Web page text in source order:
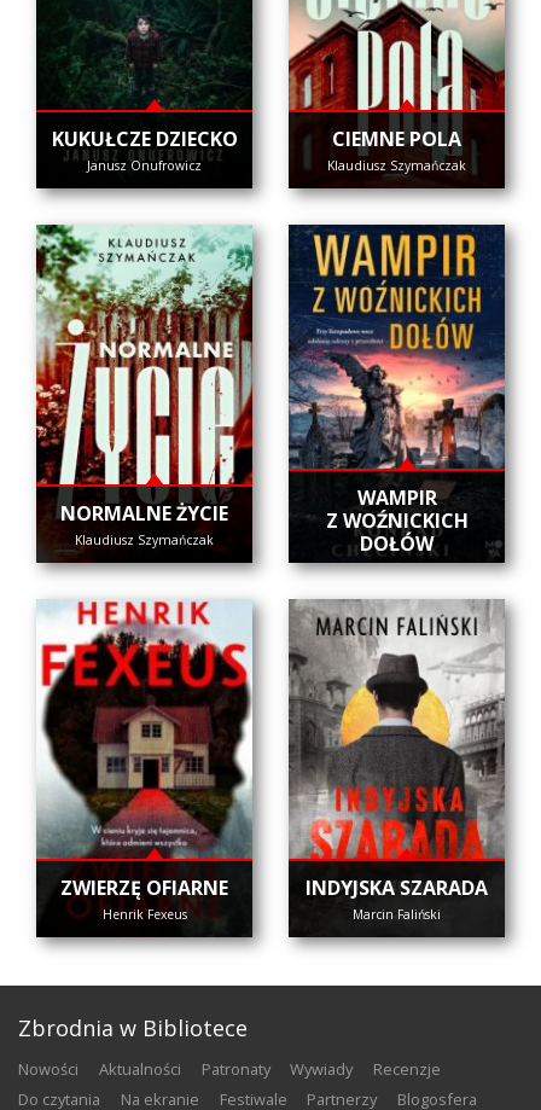
KUKUŁCZE DZIECKO
Janusz Onufrowicz
CIEMNE POLA
Klaudiusz Szymańczak
NORMALNE ŻYCIE
Klaudiusz Szymańczak
WAMPIR
Z WOŹNICKICH
DOŁÓW
ZWIERZĘ OFIARNE
Henrik Fexeus
INDYJSKA SZARADA
Marcin Faliński
Zbrodnia w Bibliotece
nowości aktualności patronaty wywiady
recenzje
do czytania
na ekranie festiwale partnerzy blogosfera